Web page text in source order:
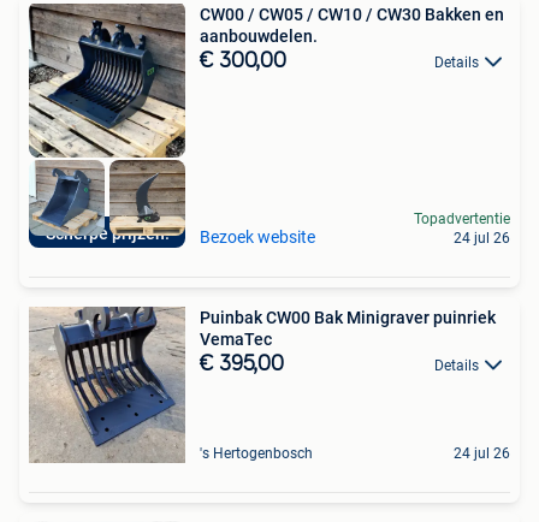
Scherpe prijzen!
CW00 / CW05 / CW10 / CW30 Bakken en
aanbouwdelen.
€ 300,00 Details
Bezoek website
Topadvertentie
24 jul 26
Puinbak CW00 Bak Minigraver puinriek
VemaTec
€ 395,00 Details
's Hertogenbosch 24 jul 26